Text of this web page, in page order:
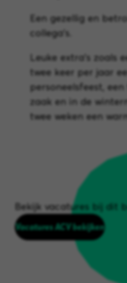
Een gezellig en
collega’s.
Leuke extra's zoals
twee keer per jaar
personeelsfeest,
zaak en in de
twee weken een
Bekijk vacatures bij dit
Vacatures ACV bekijken